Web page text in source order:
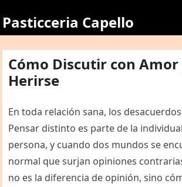
Pasticceria Capello
Cómo Discutir con Amor
Herirse
En toda relación sana, los
Pensar distinto es parte de la
persona, y cuando dos mundos se
normal que surjan opiniones
no es la diferencia de opinión, sino